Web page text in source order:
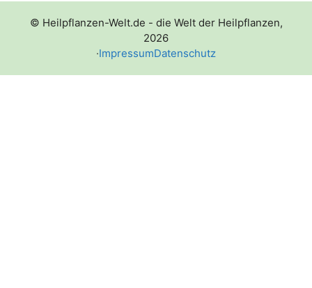
© Heilpflanzen-Welt.de - die Welt der Heilpflanzen,
2026
·ImpressumDatenschutz